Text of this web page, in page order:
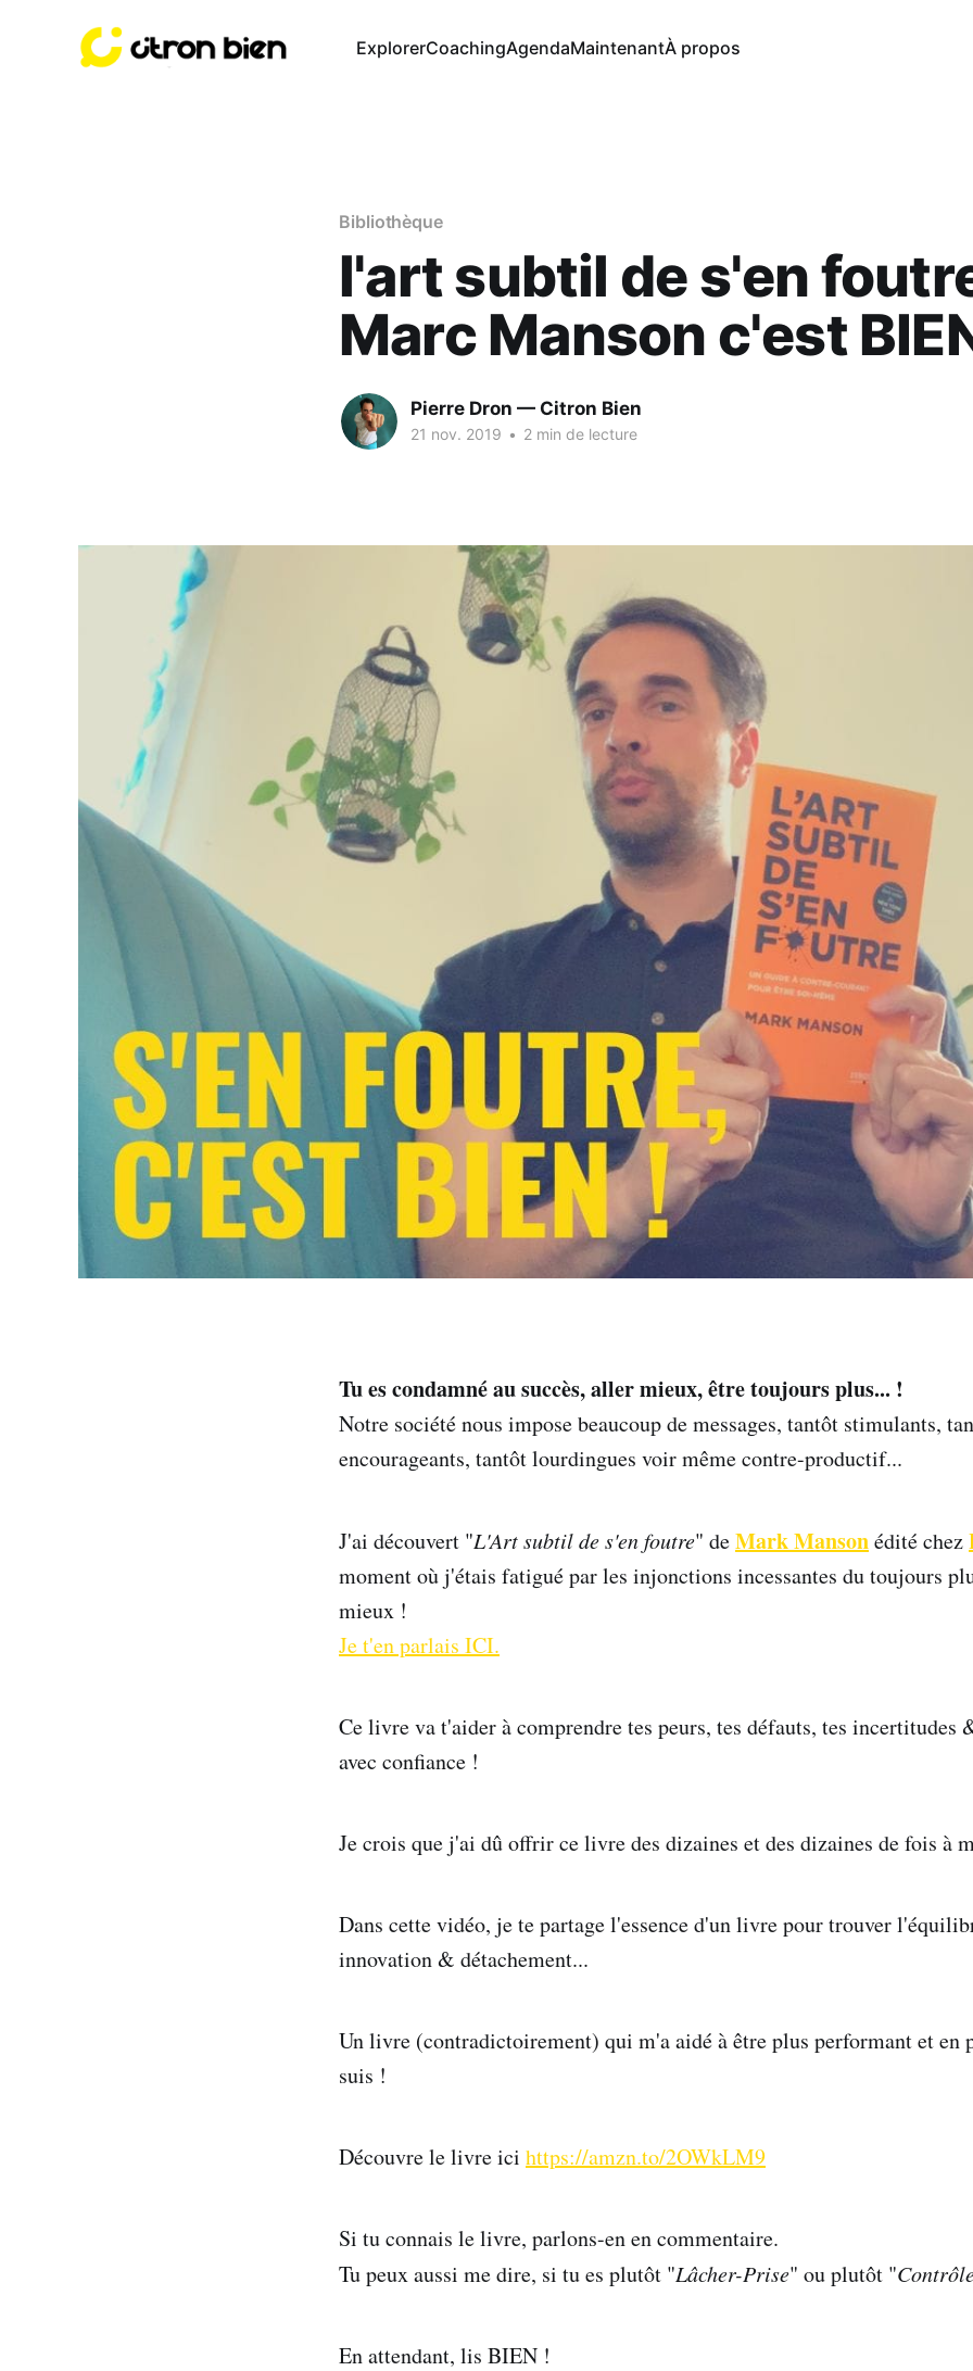
ExplorerCoachingAgendaMaintenantÀ propos
Bibliothèque
l'art subtil de s'en
Marc Manson c'est
Pierre Dron — Citron Bien
21 nov. 2019 • 2 min de lecture
Tu es condamné au succès, aller mieux, être toujours plus... !
Notre société nous impose beaucoup de messages, tantôt stimulants,
encourageants, tantôt lourdingues voir même contre-productif...
J'ai découvert "L'Art subtil de s'en foutre" deMark Mansonédité chez
moment où j'étais fatigué par les injonctions incessantes du toujours
mieux !
Je t'en parlais ICI.
Ce livre va t'aider à comprendre tes peurs, tes défauts, tes incertitudes
avec confiance !
Je crois que j'ai dû offrir ce livre des dizaines et des dizaines de fois à
Dans cette vidéo, je te partage l'essence d'un livre pour trouver
innovation & détachement...
Un livre (contradictoirement) qui m'a aidé à être plus performant et en
suis !
Découvre le livre ici https://amzn.to/2OWkLM9
‍Si tu connais le livre, parlons-en en commentaire.
Tu peux aussi me dire, si tu es plutôt "Lâcher-Prise" ou plutôt "
En attendant, lis BIEN !